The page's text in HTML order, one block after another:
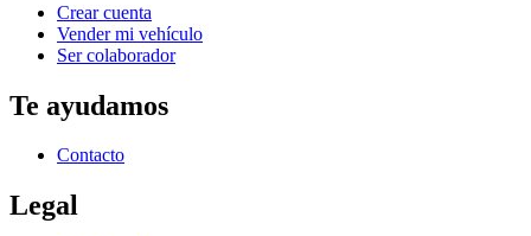
Crear cuenta
Vender mi vehículo
Ser colaborador
Te ayudamos
Contacto
Legal